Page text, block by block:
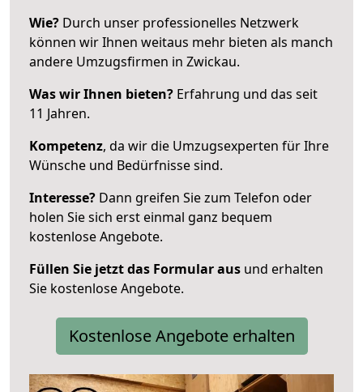
Wie? Durch unser professionelles Netzwerk
können wir Ihnen weitaus mehr bieten als manch
andere Umzugsfirmen in Zwickau.
Was wir Ihnen bieten? Erfahrung und das seit
11 Jahren.
Kompetenz, da wir die Umzugsexperten für Ihre
Wünsche und Bedürfnisse sind.
Interesse? Dann greifen Sie zum Telefon oder
holen Sie sich erst einmal ganz bequem
kostenlose Angebote.
Füllen Sie jetzt das Formular aus und erhalten
Sie kostenlose Angebote.
Kostenlose Angebote erhalten